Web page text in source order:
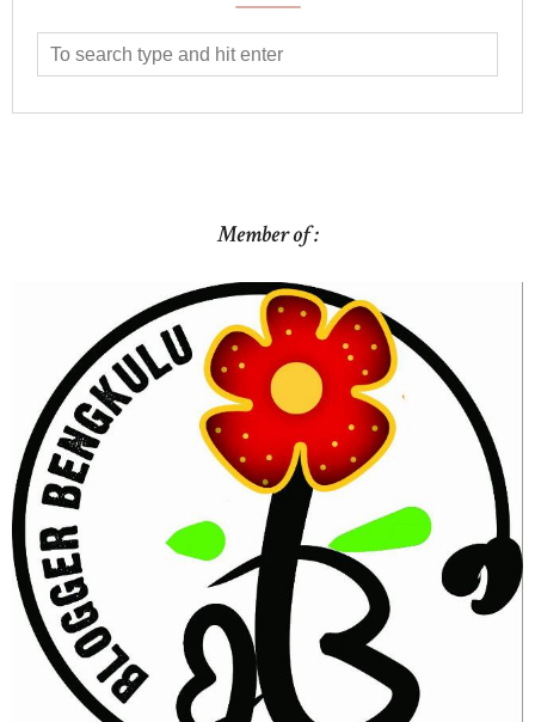
Member of :